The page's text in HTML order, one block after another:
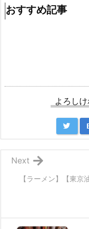
おすすめ記事
よろし
【ラーメン】【東京
Next